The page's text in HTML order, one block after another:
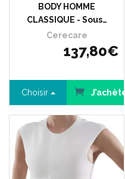
BODY HOMME
CLASSIQUE - Sous…
Cerecare
137,80€
Choisir J’achète